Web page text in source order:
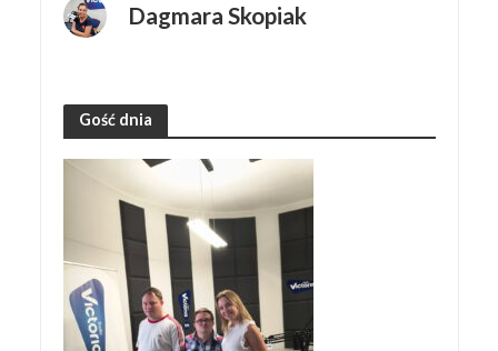
Dagmara Skopiak
Gość dnia